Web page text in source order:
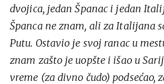
dvojica, jedan Španac i jedan
Španca ne znam, ali za Italijana
Putu. Ostavio je svoj ranac u
znam zašto je uopšte i išao u
vreme (za divno čudo) podsećao,